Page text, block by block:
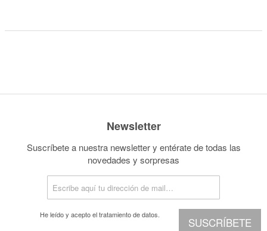
Newsletter
Suscríbete a nuestra newsletter y entérate de todas las
novedades y sorpresas
SUSCRÍBETE
He leído y acepto eltratamiento de datos.